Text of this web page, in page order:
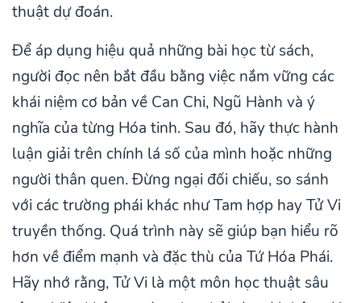
thuật dự đoán.
Để áp dụng hiệu quả những bài học từ sách,
người đọc nên bắt đầu bằng việc nắm vững các
khái niệm cơ bản về Can Chi, Ngũ Hành và ý
nghĩa của từng Hóa tinh. Sau đó, hãy thực hành
luận giải trên chính lá số của mình hoặc những
người thân quen. Đừng ngại đối chiếu, so sánh
với các trường phái khác như Tam hợp hay Tử Vi
truyền thống. Quá trình này sẽ giúp bạn hiểu rõ
hơn về điểm mạnh và đặc thù của Tứ Hóa Phái.
Hãy nhớ rằng, Tử Vi là một môn học thuật sâu